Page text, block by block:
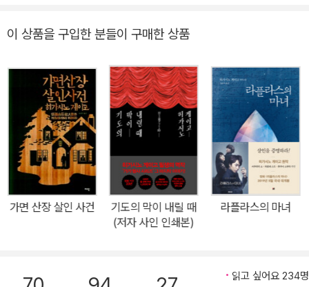
어와 다리 중앙에 있는 기린 조각상을 향해 기도하는 자세로 쓰러진
후, 사건 현장 인근 공원에서 한 청년이 경찰의 불심 검문을 피해 달아
나다 트럭에 치여 의식불명이 된다. 청년의 소지품에서 사망한 남자
의 운전면허증과 지갑 등이 발견되고, 경찰은 청년을 살인 사건의 용
의자로 지목한다. 경찰 조사 결과 사망한 남자는 건축 부품 제조 회사
의 본부장인 아오야기 다케아키로 밝혀진다. 의식불명에 빠진 용의자
는 이름이 야시마 후유키로, 피해자가 다니던 회사에서 계약직 현장
근로자로 일하다가 6개월 전 현장 사고로 다친 후 회사 측으로부터
산재 처리도 받지 못 한 채 해고당했다는 사실이 알려진다. 외견상으
중심부에서 벌어진 이 살인 사건을 마치 호재라도 만난 듯 앞 다투어
이 상품을 구입한 분들이 구매한 상품
가면 산장 살인 사건
기도의 막이 내릴 때
(저자 사인 인쇄본)
라플라스의 마녀
읽고 싶어요 234명